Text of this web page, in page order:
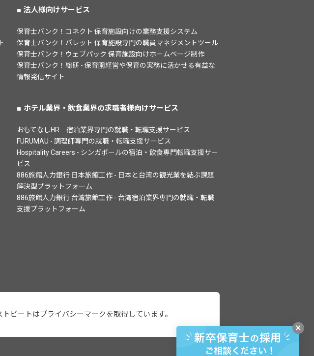
×
法人様向けサービス
保育士バンク！コネクト 保育施設向けの業務支援システム
保育士バンク！パレット 保育施設専門の職員マネジメントツール
保育士バンク！ウェブパック 保育施設向けホームページ制作
保育士バンク！総研 - 保育園経営や保育の実務に活かせる有益な
情報発信サイト
ホテル業界・飲食業界の求職者様向けサービス
おもてなしHR　宿泊業界専門の就職・転職支援サービス
FURUMAU - 調理師専門の就職・転職支援サービス
Hospitality Careers - シンガポールの宿泊・飲食専門転職支援サー
ビス
886旅館人力銀行 日本旅館工作 - 日本と台湾の観光業を結ぶ課題
解決型プラットフォーム
886旅館人力銀行 台湾旅館工作 - 台湾宿泊業界専門の就職・転職
支援プラットフォーム
ビートはプライバシーマークを取得しています。